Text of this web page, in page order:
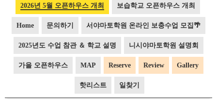
2026년 5월 오픈하우스 개최 보습학교 오픈하우스 개최
Home 문의하기 서야마토학원 온라인 보충수업 모집🌴
2025년도 수업 참관 ＆ 학교 설명 니시야마토학원 설명회
가을 오픈하우스 MAP Reserve Review Gallery
핫리스트 일찾기